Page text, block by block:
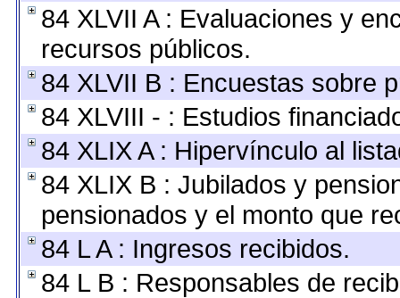
84 XLVII A : Evaluaciones y
recursos públicos.
84 XLVII B : Encuestas sobre
84 XLVIII - : Estudios
84 XLIX A : Hipervínculo al
84 XLIX B : Jubilados y
pensionados y el monto que
84 L A : Ingresos recibidos.
84 L B : Responsables de